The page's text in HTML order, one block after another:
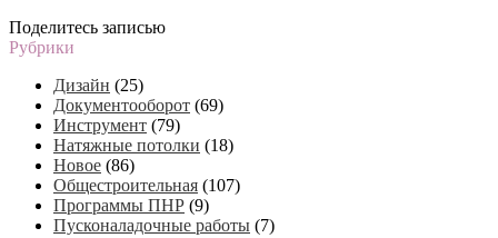
Поделитесь записью
Рубрики
Дизайн (25)
Документооборот (69)
Инструмент (79)
Натяжные потолки (18)
Новое (86)
Общестроительная (107)
Программы ПНР (9)
Пусконаладочные работы (7)